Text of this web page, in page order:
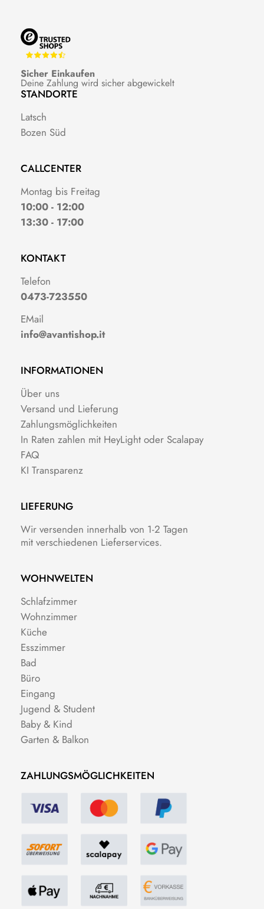
Sicher Einkaufen
Deine Zahlung wird sicher abgewickelt
STANDORTE
Latsch
Bozen Süd
CALLCENTER
Montag bis Freitag
10:00 - 12:00
13:30 - 17:00
KONTAKT
Telefon
0473-723550
EMail
info@avantishop.it
INFORMATIONEN
Über uns
Versand und Lieferung
Zahlungsmöglichkeiten
In Raten zahlen mit HeyLight oder Scalapay
FAQ
KI Transparenz
LIEFERUNG
Wir versenden innerhalb von 1-2 Tagen
mit verschiedenen Lieferservices.
WOHNWELTEN
Schlafzimmer
Wohnzimmer
Küche
Esszimmer
Bad
Büro
Eingang
Jugend & Student
Baby & Kind
Garten & Balkon
ZAHLUNGSMÖGLICHKEITEN